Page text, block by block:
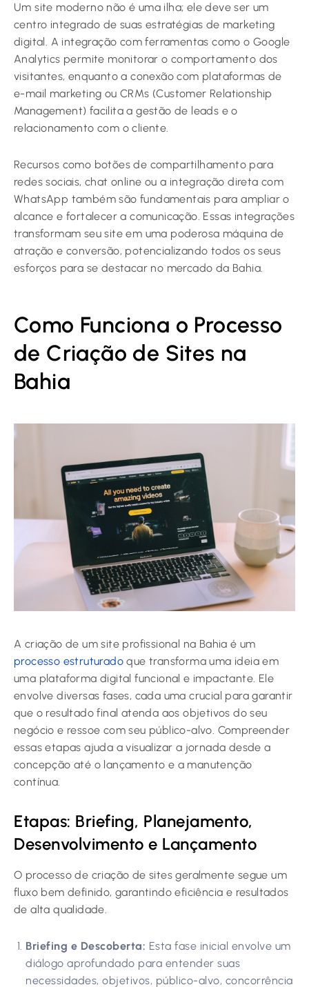
Um site moderno não é uma ilha; ele deve ser um
centro integrado de suas estratégias de marketing
digital. A integração com ferramentas como o Google
Analytics permite monitorar o comportamento dos
visitantes, enquanto a conexão com plataformas de
e-mail marketing ou CRMs (Customer Relationship
Management) facilita a gestão de leads e o
relacionamento com o cliente.
Recursos como botões de compartilhamento para
redes sociais, chat online ou a integração direta com
WhatsApp também são fundamentais para ampliar o
alcance e fortalecer a comunicação. Essas integrações
transformam seu site em uma poderosa máquina de
atração e conversão, potencializando todos os seus
esforços para se destacar no mercado da Bahia.
Como Funciona o Processo
de Criação de Sites na
Bahia
A criação de um site profissional na Bahia é um
processo estruturado que transforma uma ideia em
uma plataforma digital funcional e impactante. Ele
envolve diversas fases, cada uma crucial para garantir
que o resultado final atenda aos objetivos do seu
negócio e ressoe com seu público-alvo. Compreender
essas etapas ajuda a visualizar a jornada desde a
concepção até o lançamento e a manutenção
contínua.
Etapas: Briefing, Planejamento,
Desenvolvimento e Lançamento
O processo de criação de sites geralmente segue um
fluxo bem definido, garantindo eficiência e resultados
de alta qualidade.
Briefing e Descoberta: Esta fase inicial envolve um
diálogo aprofundado para entender suas
necessidades, objetivos, público-alvo, concorrência